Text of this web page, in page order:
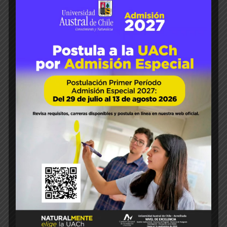
06
Luis Sánchez S
admisión agronomía PAES
Postulaciones
94
0
¡Elige Agronomía, naturalment
e parte de ti!
Hasta el jueves 9 de este mes se
desarrollará el proceso de postulaciones a
la Educación Superior, a través de la
plataforma del DEMRE. Hoy se dieron a
conocer los resultados de la PAES, prueba
de acceso a la educación superior chilena,
comenzado así la etapa de postulaciones al